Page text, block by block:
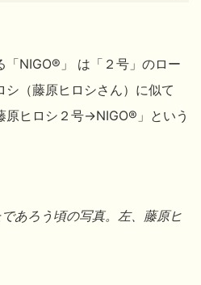
「NIGO®」 は「２号」のロー
シ（藤原ヒロシさん）に似て
原ヒロシ２号→NIGO®」という
あろう頃の写真。左、藤原ヒ